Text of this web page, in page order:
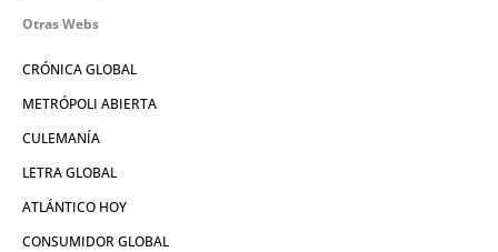
Otras Webs
CRÓNICA GLOBAL
METRÓPOLI ABIERTA
CULEMANÍA
LETRA GLOBAL
ATLÁNTICO HOY
CONSUMIDOR GLOBAL